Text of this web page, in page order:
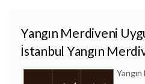
Yangın Merdiveni
İstanbul Yangın